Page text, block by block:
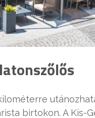
birtokon. A Kis-